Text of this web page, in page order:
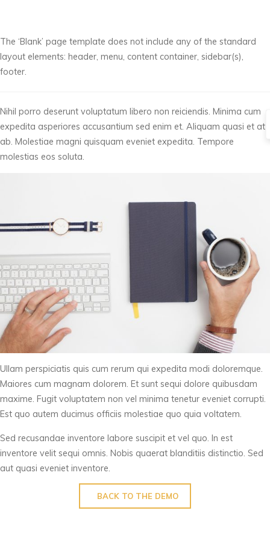
The ‘Blank’ page template does not include any of the standard
layout elements: header, menu, content container, sidebar(s),
footer.
Nihil porro deserunt voluptatum libero non reiciendis. Minima cum
expedita asperiores accusantium sed enim et. Aliquam quasi et at
ab. Molestiae magni quisquam eveniet expedita. Tempore
molestias eos soluta.
Ullam perspiciatis quis cum rerum qui expedita modi doloremque.
Maiores cum magnam dolorem. Et sunt sequi dolore quibusdam
maxime. Fugit voluptatem non vel minima tenetur eveniet corrupti.
Est quo autem ducimus officiis molestiae quo quia voltatem.
Sed recusandae inventore labore suscipit et vel quo. In est
inventore velit sequi omnis. Nobis quaerat blanditiis distinctio. Sed
aut quasi eveniet inventore.
BACK TO THE DEMO